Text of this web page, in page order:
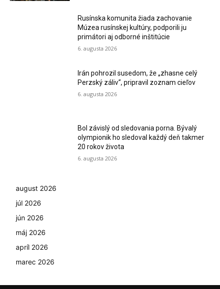
Rusínska komunita žiada zachovanie
Múzea rusínskej kultúry, podporili ju
primátori aj odborné inštitúcie
6. augusta 2026
Irán pohrozil susedom, že „zhasne celý
Perzský záliv“, pripravil zoznam cieľov
6. augusta 2026
Bol závislý od sledovania porna. Bývalý
olympionik ho sledoval každý deň takmer
20 rokov života
6. augusta 2026
august 2026
júl 2026
jún 2026
máj 2026
apríl 2026
marec 2026